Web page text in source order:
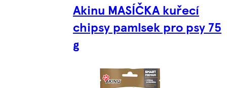
Akinu MASÍČKA kuřecí
chipsy pamlsek pro psy 75
g